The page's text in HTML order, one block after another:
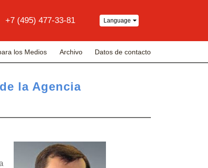
+7 (495) 477-33-81 Language
los Medios Archivo Datos de contacto
la Agencia